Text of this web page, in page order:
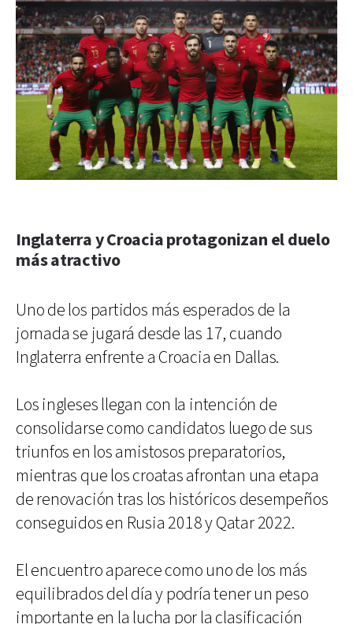
Inglaterra y Croacia protagonizan el duelo
más atractivo
Uno de los partidos más esperados de la
jornada se jugará desde las 17, cuando
Inglaterra enfrente a Croacia en Dallas.
Los ingleses llegan con la intención de
consolidarse como candidatos luego de sus
triunfos en los amistosos preparatorios,
mientras que los croatas afrontan una etapa
de renovación tras los históricos desempeños
conseguidos en Rusia 2018 y Qatar 2022.
El encuentro aparece como uno de los más
equilibrados del día y podría tener un peso
importante en la lucha por la clasificación